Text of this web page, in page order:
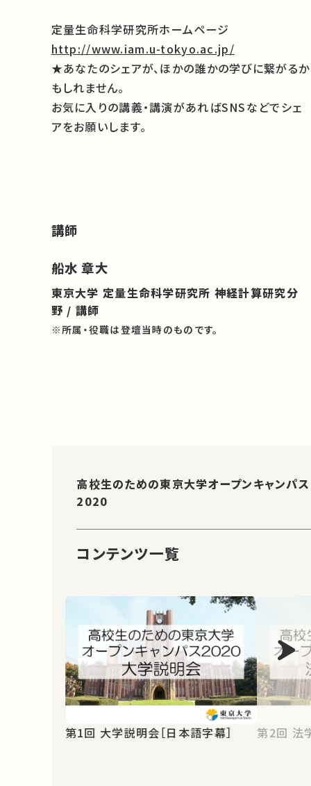
定量生命科学研究所ホームページ
http://www.iam.u-tokyo.ac.jp/
★あなたのシェアが、ほかの誰かの学びに繋がるか
もしれません。
お気に入りの講義・講演があればSNSなどでシェ
アをお願いします。
講師
船水 章大
東京大学 定量生命科学研究所 神経計算研究分
野 / 講師
※所属・役職は登壇当時のものです。
高校生のための東京大学オープンキャンパス
2020
コンテンツ一覧
第1回 大学説明会［日本語字幕］ 第2